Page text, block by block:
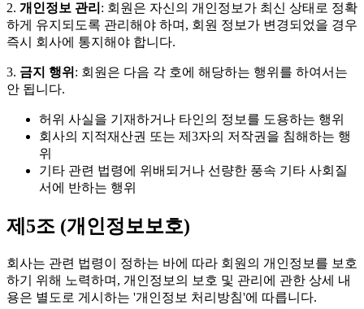
2. 개인정보 관리 : 회원은 자신의 개인정보가 최신 상태로 정확
하게 유지되도록 관리해야 하며, 회원 정보가 변경되었을 경우
즉시 회사에 통지해야 합니다.
3. 금지 행위 : 회원은 다음 각 호에 해당하는 행위를 하여서는
안 됩니다.
허위 사실을 기재하거나 타인의 정보를 도용하는 행위
회사의 지적재산권 또는 제3자의 저작권을 침해하는 행
위
기타 관련 법령에 위배되거나 선량한 풍속 기타 사회질
서에 반하는 행위
제5조 (개인정보보호)
회사는 관련 법령이 정하는 바에 따라 회원의 개인정보를 보호
하기 위해 노력하며, 개인정보의 보호 및 관리에 관한 상세 내
용은 별도로 게시하는 '개인정보 처리방침'에 따릅니다.